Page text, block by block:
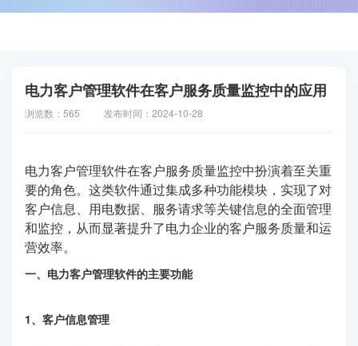
电力客户管理软件在客户服务质量监控中的应用
浏览数：565 发布时间：2024-10-28
电力客户管理软件在客户服务质量监控中扮演着至关重
要的角色。这类软件通过集成多种功能模块，实现了对
客户信息、用电数据、服务请求等关键信息的全面管理
和监控，从而显著提升了电力企业的客户服务质量和运
营效率。
一、电力客户管理软件的主要功能
1、客户信息管理